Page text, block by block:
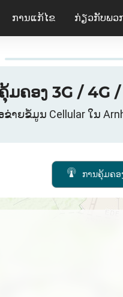
ການແກ້ໄຂ ກ່ຽວ​ກັບ​ພວ
ຄອງ 3G / 4G
ຂ່າຍຂໍ້ມູນ Cellular ໃນ
ການຄຸ້ມຄອ